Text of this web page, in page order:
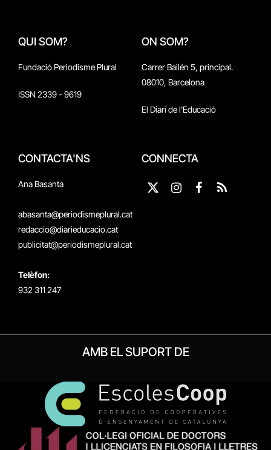
QUI SOM?
Fundació Periodisme Plural
ISSN 2339 - 9619
ON SOM?
Carrer Bailén 5, principal.
08010, Barcelona
El Diari de l'Educació
CONTACTA'NS
Ana Basanta
abasanta@periodismeplural.cat
redaccio@diarieducacio.cat
publicitat@periodismeplural.cat
Telèfon:
932 311 247
CONNECTA
X
Instagram
Facebook
RSS
AMB EL SUPORT DE